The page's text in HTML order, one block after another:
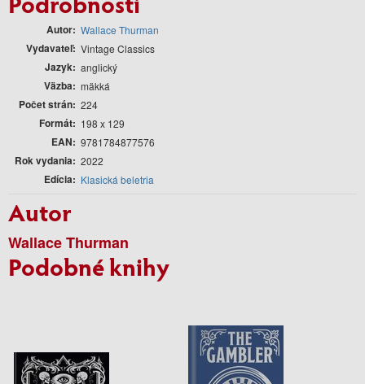
Autor Wallace Thurman
Vydavateľ Vintage Classics
Jazyk anglický
Väzba mäkká
Počet strán 224
Formát 198 x 129
EAN 9781784877576
Rok vydania 2022
Edícia Klasická beletria
Autor
Wallace Thurman
Podobné knihy